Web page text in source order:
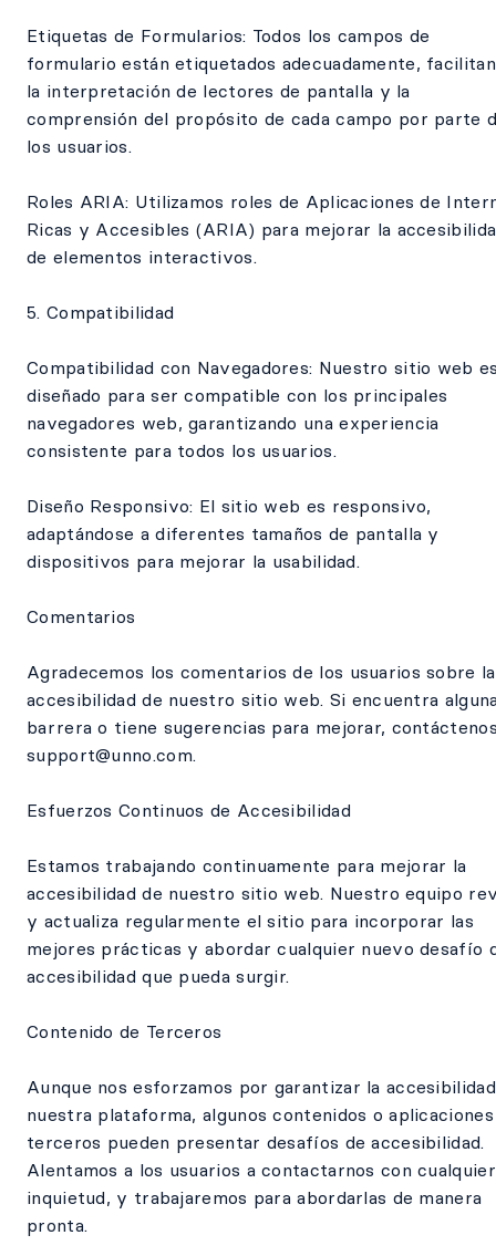
Etiquetas de Formularios: Todos los campos de
formulario están etiquetados adecuadamente,
la interpretación de lectores de pantalla y la
comprensión del propósito de cada campo por parte
los usuarios.
Roles ARIA: Utilizamos roles de Aplicaciones de
Ricas y Accesibles (ARIA) para mejorar la
de elementos interactivos.
5. Compatibilidad
Compatibilidad con Navegadores: Nuestro sitio web
diseñado para ser compatible con los principales
navegadores web, garantizando una experiencia
consistente para todos los usuarios.
Diseño Responsivo: El sitio web es responsivo,
adaptándose a diferentes tamaños de pantalla y
dispositivos para mejorar la usabilidad.
Comentarios
Agradecemos los comentarios de los usuarios sobre la
accesibilidad de nuestro sitio web. Si encuentra
barrera o tiene sugerencias para mejorar,
support@unno.com.
Esfuerzos Continuos de Accesibilidad
Estamos trabajando continuamente para mejorar la
accesibilidad de nuestro sitio web. Nuestro equipo
y actualiza regularmente el sitio para incorporar las
mejores prácticas y abordar cualquier nuevo desafío
accesibilidad que pueda surgir.
Contenido de Terceros
Aunque nos esforzamos por garantizar la
nuestra plataforma, algunos contenidos o
terceros pueden presentar desafíos de accesibilidad.
Alentamos a los usuarios a contactarnos con cualquier
inquietud, y trabajaremos para abordarlas de manera
pronta.